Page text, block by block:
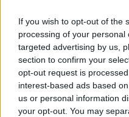
If you wish to opt-out of the
processing of your
targeted advertising by us,
section to confirm your
opt-out request is
interest-based ads based
us or personal information
your opt-out. You may
ízlése szerint
alkalomra
Roast menüből, ahol
nemzetközi
megkóstolhatja